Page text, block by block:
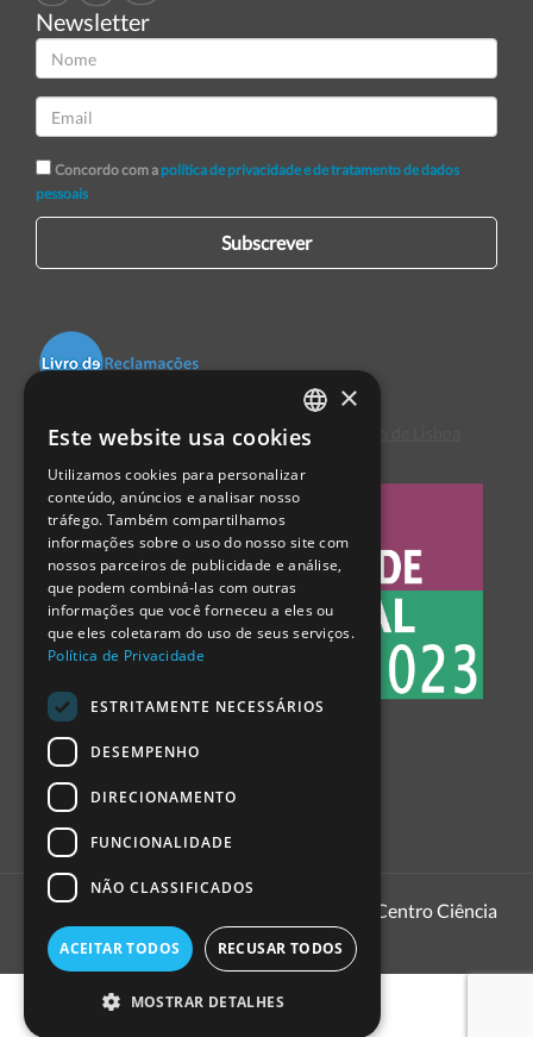
Newsletter
Concordo com a política de privacidade e de tratamento de dados
pessoais
Subscrever
Centro de Arbitragem de Conflitos de Consumo de Lisboa
1999 - 2026
Pavilhão do Conhecimento | Centro Ciência
PORTUGUESE
ENGLISH
SPANISH
×
Este website usa cookies
Utilizamos cookies para personalizar
conteúdo, anúncios e analisar nosso
tráfego. Também compartilhamos
informações sobre o uso do nosso site com
nossos parceiros de publicidade e análise,
que podem combiná-las com outras
informações que você forneceu a eles ou
que eles coletaram do uso de seus serviços.
Política de Privacidade
ESTRITAMENTE NECESSÁRIOS
DESEMPENHO
DIRECIONAMENTO
FUNCIONALIDADE
NÃO CLASSIFICADOS
ACEITAR TODOS RECUSAR TODOS
MOSTRAR DETALHES